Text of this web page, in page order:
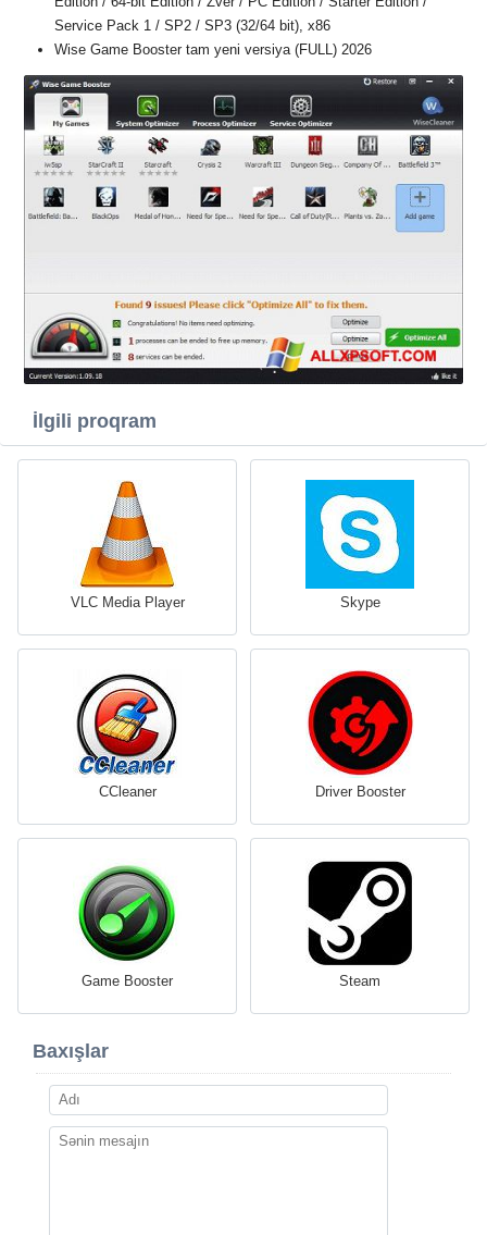
Service Pack 1 / SP2 / SP3 (32/64 bit), x86
Wise Game Booster tam yeni versiya (FULL) 2026
İlgili proqram
VLC Media Player Skype
CCleaner Driver Booster
Game Booster Steam
Baxışlar